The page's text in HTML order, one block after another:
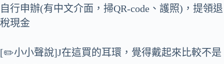
自行申辦(有中文介面，掃QR-code、護照)，提領退
稅現金
[✏️小小聲說]J在這買的耳環，覺得戴起來比較不是